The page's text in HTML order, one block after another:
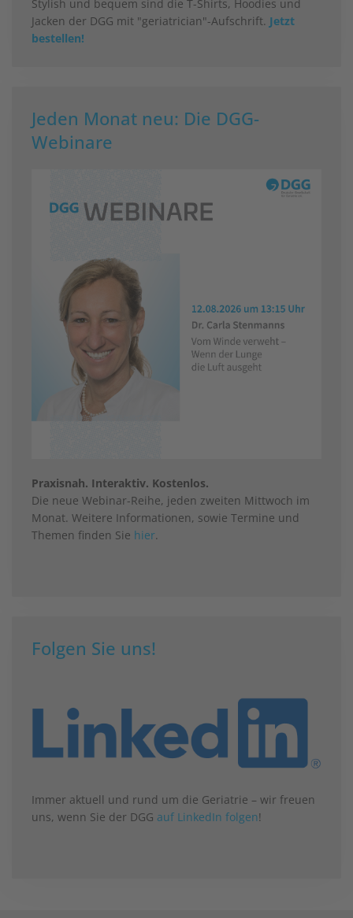
Stylish und bequem sind die T-Shirts, Hoodies und
Jacken der DGG mit "geriatrician"-Aufschrift. Jetzt
bestellen!
Jeden Monat neu: Die DGG-
Webinare
Praxisnah. Interaktiv. Kostenlos.
Die neue Webinar-Reihe, jeden zweiten Mittwoch im
Monat. Weitere Informationen, sowie Termine und
Themen finden Sie hier.
Folgen Sie uns!
Immer aktuell und rund um die Geriatrie – wir freuen
uns, wenn Sie der DGG auf LinkedIn folgen!